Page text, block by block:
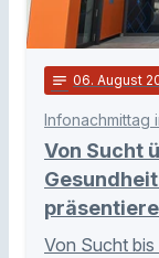
notes 06. August
Infonachmittag
Von Sucht
Von Sucht bis